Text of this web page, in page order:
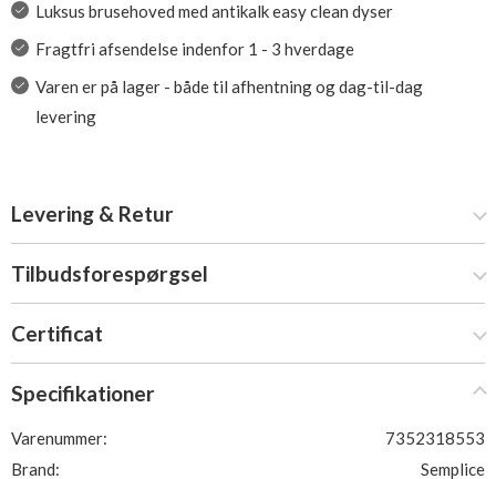
Luksus brusehoved med antikalk easy clean dyser
Fragtfri afsendelse indenfor 1 - 3 hverdage
Varen er på lager - både til afhentning og dag-til-dag
levering
Levering & Retur
Tilbudsforespørgsel
Certificat
Specifikationer
Varenummer:
7352318553
Brand:
Semplice